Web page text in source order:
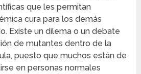
que les permitan
cura para los demás
Existe un dilema o un debate
de mutantes dentro de la
puesto que muchos están de
en personas normales